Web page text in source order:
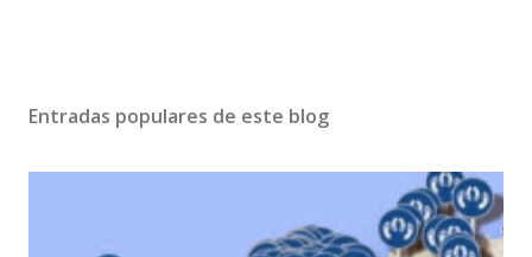
Entradas populares de este blog